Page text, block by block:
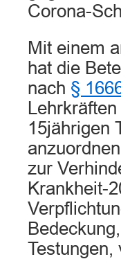
Corona-
Mit einem
hat die
nach §
15jährigen
zur
Krankheit-
Testungen,